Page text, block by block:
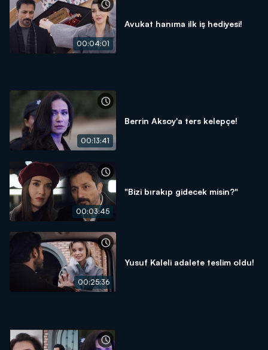
00:04:01
Avukat hanıma ilk iş hediyesi!
00:13:41
Berrin Aksoy'a ters kelepçe!
00:03:45
"Bizi bırakıp gidecek misin?"
00:25:36
Yusuf Kaleli adalete teslim oldu!